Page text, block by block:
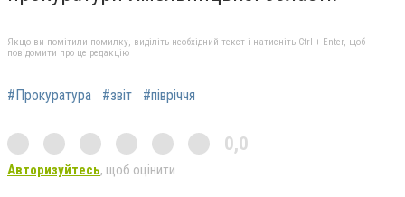
Якщо ви помітили помилку, виділіть необхідний текст і натисніть Ctrl + Enter, щоб
повідомити про це редакцію
#Прокуратура #звіт #півріччя
0,0
Авторизуйтесь, щоб оцінити